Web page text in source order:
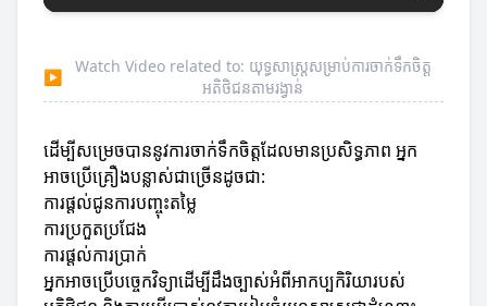
▶
Watch Video related to: យុទ្ធសាស្ត្រសម្រាប់ការចាក់ទឹកចិត្ត
អតិថិជនតាមរង្វាន់
ដើម្បីសម្រេចបាននូវការចាក់ទឹកចិត្តដែលមានប្រសិទ្ធភាព អ្នក
អាចប្រើគ្រឿងបន្លាស់ជាច្រើនដូចជា:
ការផ្តល់ជូនការបញ្ចុះតម្លៃ
ការប្រកួតប្រជែង
ការផ្តល់ការប្រាក់
អ្នកអាចប្រើបច្ចេកវិទ្យាដើម្បីដឹងច្បាស់អំពីអាកប្បកិរិយារបស់